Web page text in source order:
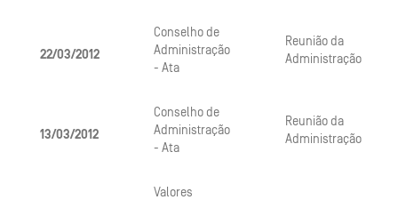
22/03/2012
Conselho de
Administração
- Ata
Reunião da
Administração
13/03/2012
Conselho de
Administração
- Ata
Reunião da
Administração
Valores